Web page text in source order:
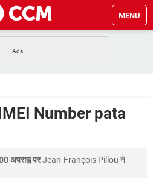
MENU
Lucky Patcher यूज करें
JioPhone में TikTok डाउनलोड
Number pata
अपराह्न परJean-François Pillou ने